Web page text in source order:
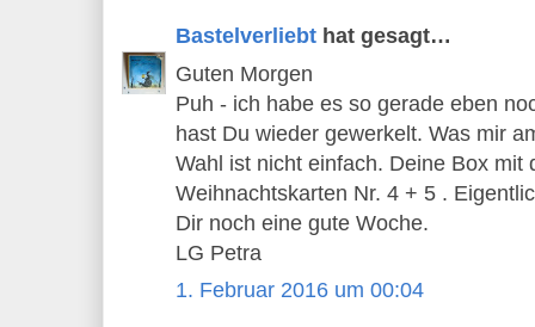
Bastelverliebt hat gesagt…
Guten Morgen
Puh - ich habe es so gerade eben
hast Du wieder gewerkelt. Was mir
Wahl ist nicht einfach. Deine Box mit
Weihnachtskarten Nr. 4 + 5 .
Dir noch eine gute Woche.
LG Petra
1. Februar 2016 um 00:04